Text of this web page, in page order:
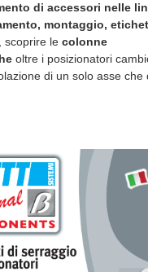
di accessori nelle
montaggio,
scoprire le colonne
oltre i posizionatori
di un solo asse che